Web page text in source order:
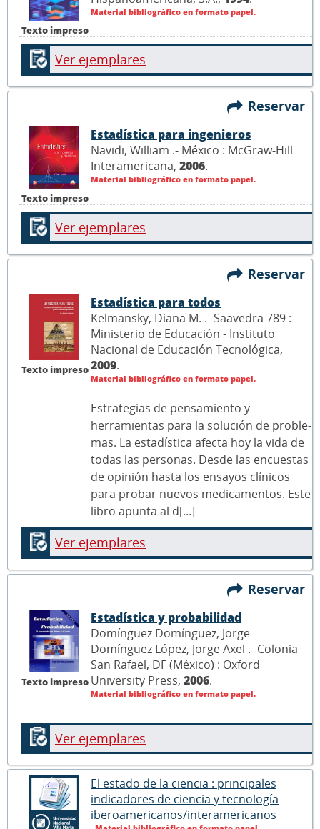
Texto impreso
Material bibliográfico en formato papel.
Ver ejemplares
Reservar
Texto impreso
Estadística para ingenieros
Navidi, William .- México : McGraw-Hill
Interamericana, 2006.
Material bibliográfico en formato papel.
Ver ejemplares
Reservar
Texto impreso
Estadística para todos
Kelmansky, Diana M. .- Saavedra 789 :
Ministerio de Educación - Instituto
Nacional de Educación Tecnológica,
2009.
Material bibliográfico en formato papel.
Estrategias de pensa­miento y
herramientas para la solución de proble­
mas. La estadística afecta hoy la vida de
todas las personas. Desde las encuestas
de opinión hasta los ensayos clínicos
para probar nuevos medicamentos. Este
libro apunta al d[...]
Ver ejemplares
Reservar
Texto impreso
Estadística y probabilidad
Domínguez Domínguez, Jorge
Domínguez López, Jorge Axel .- Colonia
San Rafael, DF (México) : Oxford
University Press, 2006.
Material bibliográfico en formato papel.
Ver ejemplares
El estado de la ciencia : principales
indicadores de ciencia y tecnología
iberoamericanos/interamericanos